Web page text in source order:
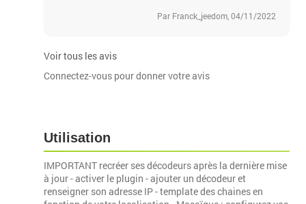
Par Franck_jeedom, 04/11/2022
Voir tous les avis
Connectez-vous pour donner votre avis
Utilisation
IMPORTANT recréer ses décodeurs après la dernière mise
à jour - activer le plugin - ajouter un décodeur et
renseigner son adresse IP - template des chaines en